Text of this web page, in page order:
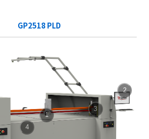
GP2518 PLD
1
2
3
4